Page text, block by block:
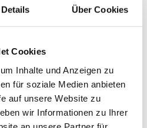
Details Über Cookies
Cookies
Inhalte und Anzeigen zu
für soziale Medien anbieten
auf unsere Website zu
wir Informationen zu Ihrer
nuernberg.de
2161